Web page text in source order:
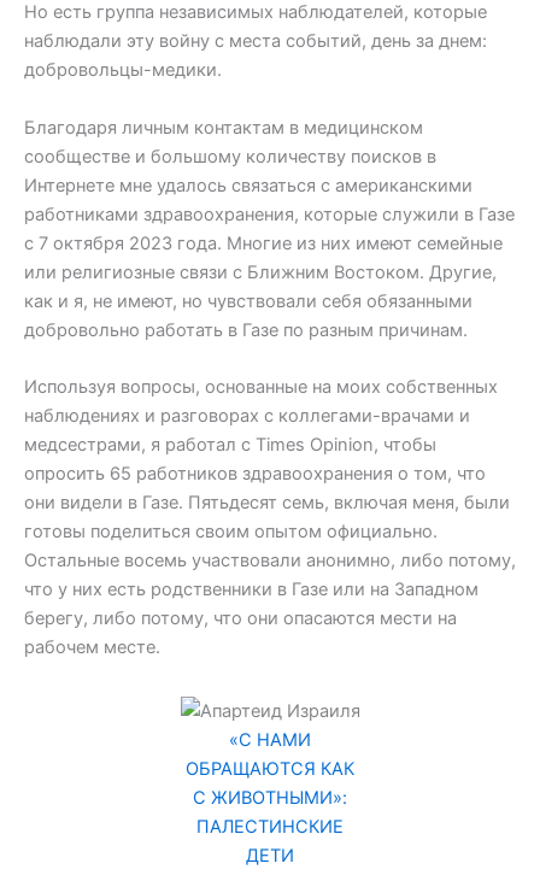
Но есть группа независимых наблюдателей, которые
наблюдали эту войну с места событий, день за днем:
добровольцы-медики.
Благодаря личным контактам в медицинском
сообществе и большому количеству поисков в
Интернете мне удалось связаться с американскими
работниками здравоохранения, которые служили в Газе
с 7 октября 2023 года. Многие из них имеют семейные
или религиозные связи с Ближним Востоком. Другие,
как и я, не имеют, но чувствовали себя обязанными
добровольно работать в Газе по разным причинам.
Используя вопросы, основанные на моих собственных
наблюдениях и разговорах с коллегами-врачами и
медсестрами, я работал с Times Opinion, чтобы
опросить 65 работников здравоохранения о том, что
они видели в Газе. Пятьдесят семь, включая меня, были
готовы поделиться своим опытом официально.
Остальные восемь участвовали анонимно, либо потому,
что у них есть родственники в Газе или на Западном
берегу, либо потому, что они опасаются мести на
рабочем месте.
«С НАМИ
ОБРАЩАЮТСЯ КАК
С ЖИВОТНЫМИ»:
ПАЛЕСТИНСКИЕ
ДЕТИ